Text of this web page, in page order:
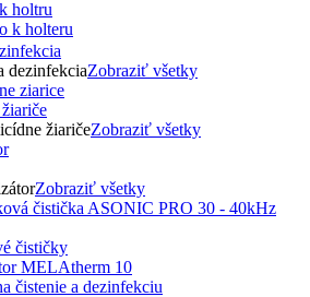
k holteru
dezinfekciaZobraziť všetky
žiaričeZobraziť všetky
Zobraziť všetky
čističky
čistenie a dezinfekciu